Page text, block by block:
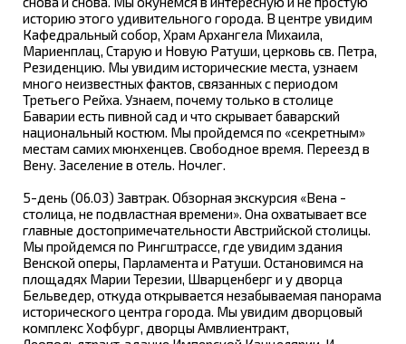
историю этого удивительного города. В центре увидим
Кафедральный собор, Храм Архангела Михаила,
Мариенплац, Старую и Новую Ратуши, церковь св. Петра,
Резиденцию. Мы увидим исторические места, узнаем
много неизвестных фактов, связанных с периодом
Третьего Рейха. Узнаем, почему только в столице
Баварии есть пивной сад и что скрывает баварский
национальный костюм. Мы пройдемся по «секретным»
местам самих мюнхенцев. Свободное время. Переезд в
Вену. Заселение в отель. Ночлег.
5-день (06.03) Завтрак. Обзорная экскурсия «Вена -
столица, не подвластная времени». Она охватывает все
главные достопримечательности Австрийской столицы.
Мы пройдемся по Рингштрассе, где увидим здания
Венской оперы, Парламента и Ратуши. Остановимся на
площадях Марии Терезии, Шварценберг и у дворца
Бельведер, откуда открывается незабываемая панорама
исторического центра города. Мы увидим дворцовый
комплекс Хофбург, дворцы Амвлиентракт,